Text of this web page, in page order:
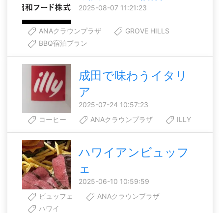
2025-08-07 11:21:23
ANAクラウンプラザ
GROVE HILLS
BBQ宿泊プラン
成田で味わうイタリ
ア
2025-07-24 10:57:23
コーヒー
ANAクラウンプラザ ILLY
ハワイアンビュッフ
ェ
2025-06-10 10:59:59
ビュッフェ
ANAクラウンプラザ
ハワイ